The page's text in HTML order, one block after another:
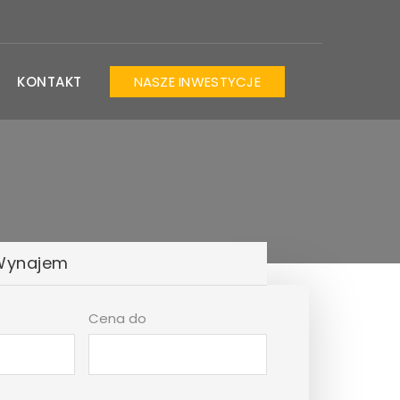
KONTAKT NASZE INWESTYCJE
Cena do